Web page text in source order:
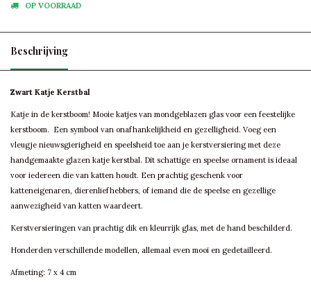
OP VOORRAAD
Beschrijving
Zwart Katje Kerstbal
Katje in de kerstboom! Mooie katjes van mondgeblazen glas voor een feestelijke
kerstboom. Een symbool van onafhankelijkheid en gezelligheid. Voeg een
vleugje nieuwsgierigheid en speelsheid toe aan je kerstversiering met deze
handgemaakte glazen katje kerstbal. Dit schattige en speelse ornament is ideaal
voor iedereen die van katten houdt. Een prachtig geschenk voor
katteneigenaren, dierenliefhebbers, of iemand die de speelse en gezellige
aanwezigheid van katten waardeert.
Kerstversieringen van prachtig dik en kleurrijk glas, met de hand beschilderd.
Honderden verschillende modellen, allemaal even mooi en gedetailleerd.
Afmeting: 7 x 4 cm